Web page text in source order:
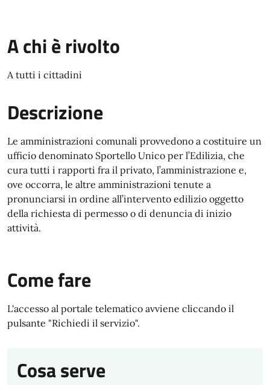
A chi è rivolto
A tutti i cittadini
Descrizione
Le amministrazioni comunali provvedono a costituire un
ufficio denominato Sportello Unico per l’Edilizia, che
cura tutti i rapporti fra il privato, l’amministrazione e,
ove occorra, le altre amministrazioni tenute a
pronunciarsi in ordine all’intervento edilizio oggetto
della richiesta di permesso o di denuncia di inizio
attività.
Come fare
L'accesso al portale telematico avviene cliccando il
pulsante "Richiedi il servizio".
Cosa serve